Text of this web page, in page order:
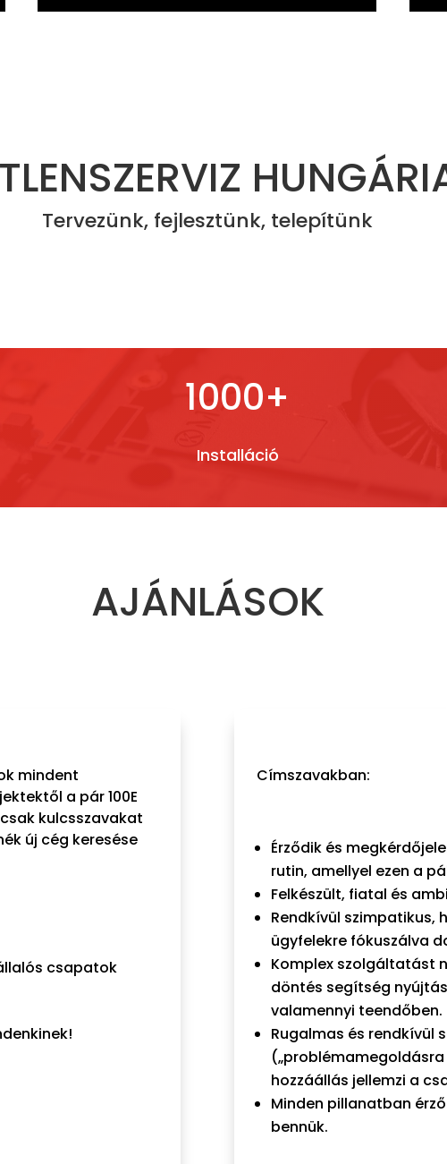
Tervezünk, fejlesztünk, telepítünk
1000+
Installáció
AJÁNLÁSOK
mindent
a pár 100E
kulcsszavakat
új cég keresése
csapatok
Címszavakban:
Érződik és
rutin, amellyel ezen a
Felkészült, fiatal és
Rendkívül szimpatikus,
ügyfelekre fókuszálva
Komplex szolgáltatást
döntés segítség
valamennyi teendőben.
Rugalmas és rendkívül
hozzáállás jellemzi a
Minden pillanatban
bennük.